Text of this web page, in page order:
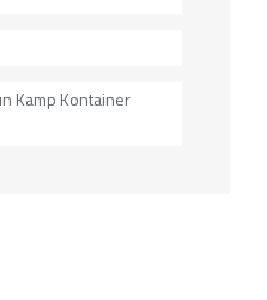
Kamp Kontainer